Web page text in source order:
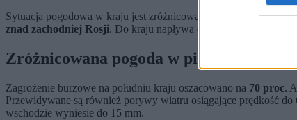
Sytuacja pogodowa w kraju jest zróżnicowana. Większość
znad zachodniej Rosji. Do kraju napływa chłodniejsze
Zróżnicowana pogoda w piątek
Zagrożenie burzowe na południu kraju oszacowano na 70 proc.
Przewidywane są również porywy wiatru osiągające prędkość do
wschodzie wyniesie do 15 mm.